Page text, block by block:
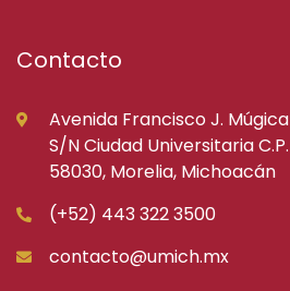
Contacto
Avenida Francisco J. Múgica
S/N Ciudad Universitaria C.P.
58030, Morelia, Michoacán
(+52) 443 322 3500
contacto@umich.mx